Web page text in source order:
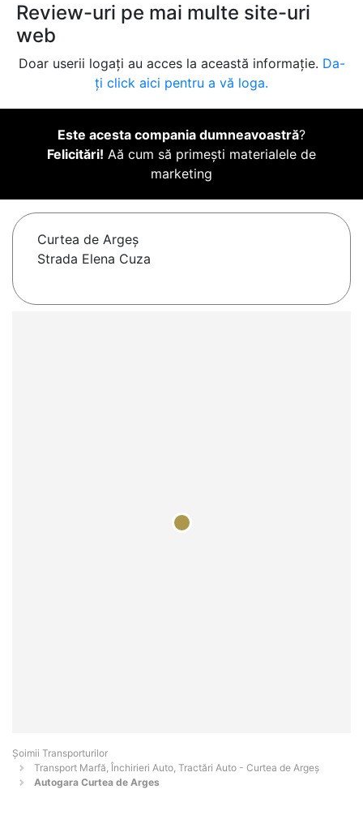
Review-uri pe mai multe site-uri
web
Doar userii logați au acces la această informație. Da-
ți click aici pentru a vă loga.
Este acesta compania dumneavoastră?
Felicitări! Aă cum să primești materialele de
marketing
Curtea de Argeş
Strada Elena Cuza
Șoimii Transporturilor
Transport Marfă, Închirieri Auto, Tractări Auto - Curtea de Argeş
Autogara Curtea de Arges